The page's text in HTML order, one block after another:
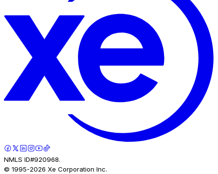
NMLS ID#920968.
© 1995-2026 Xe Corporation Inc.